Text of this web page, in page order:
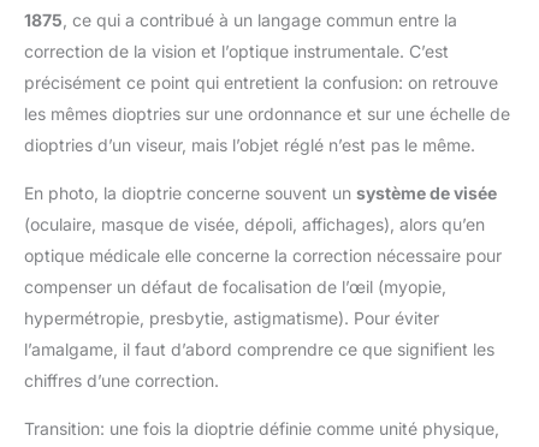
1875 , ce qui a contribué à un langage commun entre la
correction de la vision et l’optique instrumentale. C’est
précisément ce point qui entretient la confusion: on retrouve
les mêmes dioptries sur une ordonnance et sur une échelle de
dioptries d’un viseur, mais l’objet réglé n’est pas le même.
En photo, la dioptrie concerne souvent un système de visée
(oculaire, masque de visée, dépoli, affichages), alors qu’en
optique médicale elle concerne la correction nécessaire pour
compenser un défaut de focalisation de l’œil (myopie,
hypermétropie, presbytie, astigmatisme). Pour éviter
l’amalgame, il faut d’abord comprendre ce que signifient les
chiffres d’une correction.
Transition: une fois la dioptrie définie comme unité physique,